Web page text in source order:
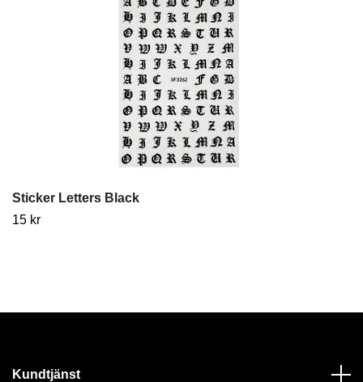
Sticker Letters Black
15 kr
Kundtjänst